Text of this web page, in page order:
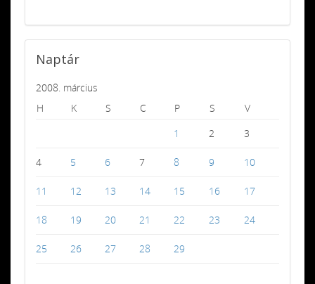
Naptár
2008. március
H
K S C P S
V
1
2 3
4 5 6 7 8 9 10
11 12 13 14 15 16 17
18 19 20 21 22 23 24
25 26 27 28 29